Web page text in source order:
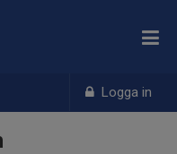
Logga in